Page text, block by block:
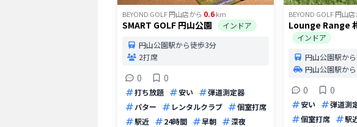
BEYOND GOLF 円山店から 0.6km
SMART GOLF 円山公園
インドア
円山公園駅から徒歩3分
2打席
0 0
打ち放題 安い
弾道測定器
パター
レンタルクラブ
個室打席
駅近
24時間 早朝
深夜
BEYOND GOLF 円山店
Lounge Range
インドア
円山公園駅か
円山公園駅か
0 0
安い 弾道測
個室打席
駅